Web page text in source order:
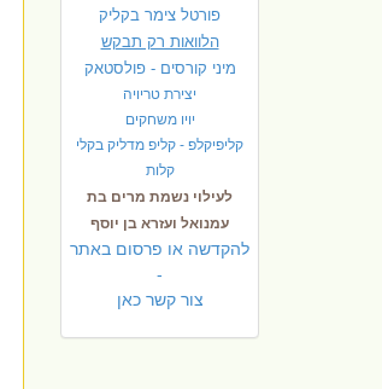
פורטל צימר בקליק
הלוואות רק תבקש
מיני קורסים - פולסטאק
יצירת טריויה
יויו משחקים
קליפיקלפ - קליפ מדליק בקלי
קלות
לעילוי נשמת מרים בת
עמנואל ועזרא בן יוסף
להקדשה או פרסום באתר
-
צור קשר כאן